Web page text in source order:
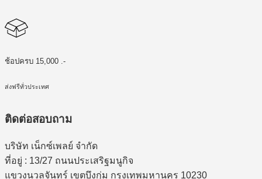
ช้อปครบ 15,000 .-
ส่งฟรีทั่วประเทศ
ติดต่อสอบถาม
บริษัท เน็กซ์เพลย์ จำกัด
ที่อยู่ : 13/27 ถนนประเสริฐมนูกิจ
แขวงนวลจันทร์ เขตบึงกุ่ม กรุงเทพมหานคร 10230